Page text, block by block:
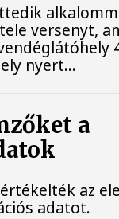
versenyt,
nyert...
a
az
adatot.